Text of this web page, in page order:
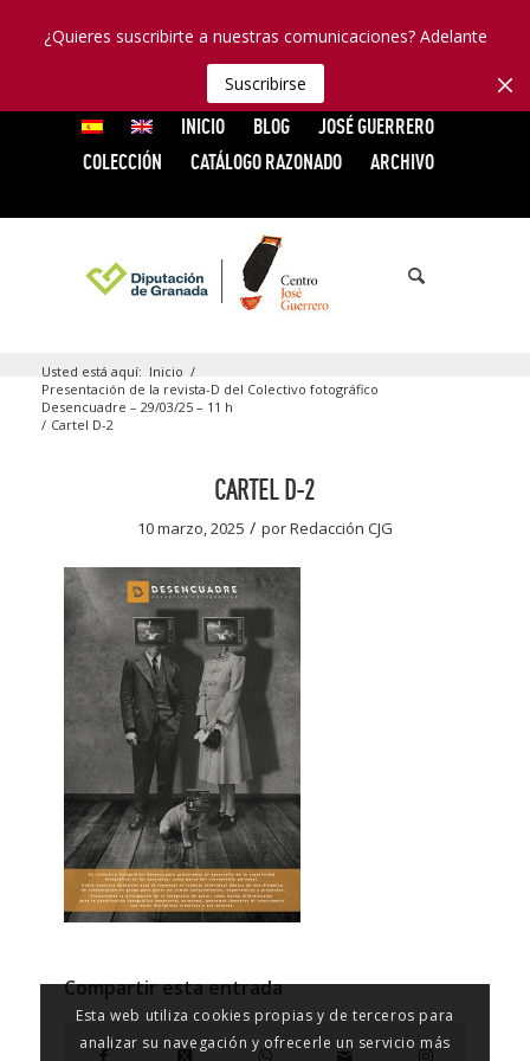
¿Quieres suscribirte a nuestras comunicaciones? Adelante
Suscribirse
INICIO BLOG
JOSÉ GUERRERO
COLECCIÓN
CATÁLOGO RAZONADO ARCHIVO
Usted está aquí: Inicio /
Presentación de la revista-D del Colectivo fotográfico
Desencuadre – 29/03/25 – 11 h
/ Cartel D-2
CARTEL D-2
10 marzo, 2025 / porRedacción CJG
Compartir esta entrada
Esta web utiliza cookies propias y de terceros para
analizar su navegación y ofrecerle un servicio más